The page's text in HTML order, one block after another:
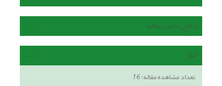
ارجاع به این مقاله
آمار
تعداد مشاهده مقاله:16